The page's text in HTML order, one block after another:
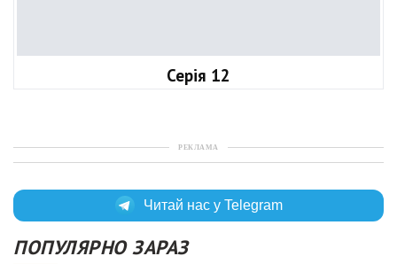
Серія 12
РЕКЛАМА
Читай нас у Telegram
ПОПУЛЯРНО ЗАРАЗ